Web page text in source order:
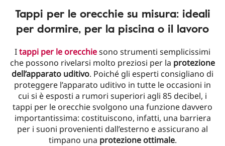
Tappi per le orecchie su misura: ideali
per dormire, per la piscina o il lavoro
Itappi per le orecchiesono strumenti semplicissimi
che possono rivelarsi molto preziosi per la protezione
dell’apparato uditivo. Poiché gli esperti consigliano di
proteggere l’apparato uditivo in tutte le occasioni in
cui si è esposti a rumori superiori agli 85 decibel, i
tappi per le orecchie svolgono una funzione davvero
importantissima: costituiscono, infatti, una barriera
per i suoni provenienti dall’esterno e assicurano al
timpano una protezione ottimale.